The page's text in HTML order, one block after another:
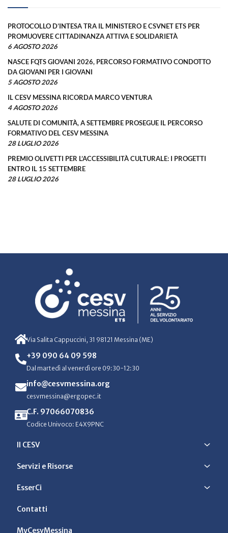
PROTOCOLLO D’INTESA TRA IL MINISTERO E CSVNET ETS PER
PROMUOVERE CITTADINANZA ATTIVA E SOLIDARIETÀ
6 AGOSTO 2026
NASCE FQTS GIOVANI 2026, PERCORSO FORMATIVO CONDOTTO
DA GIOVANI PER I GIOVANI
5 AGOSTO 2026
IL CESV MESSINA RICORDA MARCO VENTURA
4 AGOSTO 2026
SALUTE DI COMUNITÀ, A SETTEMBRE PROSEGUE IL PERCORSO
FORMATIVO DEL CESV MESSINA
28 LUGLIO 2026
PREMIO OLIVETTI PER L’ACCESSIBILITÀ CULTURALE: I PROGETTI
ENTRO IL 15 SETTEMBRE
28 LUGLIO 2026
Via Salita Cappuccini, 31 98121 Messina (ME)
+39 090 64 09 598
Dal martedì al venerdì ore 09:30-12:30
info@cesvmessina.org
cesvmessina@ergopec.it
C.F. 97066070836
Codice Univoco: E4X9PNC
Il CESV
Servizi e Risorse
EsserCi
Contatti
MyCesvMessina